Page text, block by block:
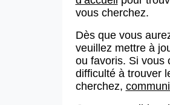
vous cherchez.
Dès que vous
veuillez mettre à
ou favoris. Si vous
difficulté à trouver
cherchez,